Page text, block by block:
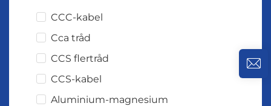
CCC-kabel
Cca tråd
CCS flertråd
CCS-kabel
Aluminium-magnesium